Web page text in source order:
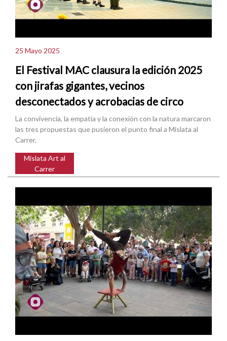
25 Mayo 2025
El Festival MAC clausura la edición 2025
con jirafas gigantes, vecinos
desconectados y acrobacias de circo
La convivencia, la empatía y la conexión con la natura marcaron
las tres propuestas que pusieron el punto final a Mislata al
Carrer.
Mislata Art al
Carrer